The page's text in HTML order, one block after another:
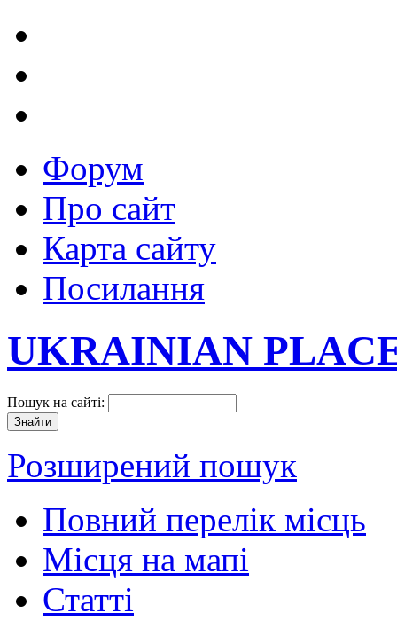
Форум
Про сайт
Карта сайту
Посилання
UKRAINIAN
Пошук на сайті:
Розширений пошук
Повний перелік місць
Місця на мапі
Статті